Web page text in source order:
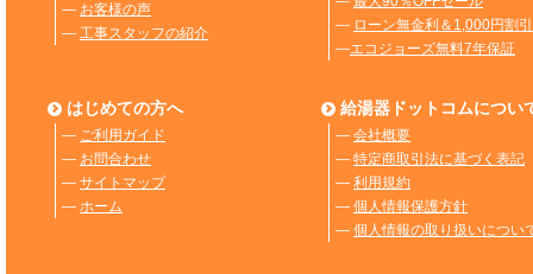
― お客様の声
― 工事スタッフの紹介
― ローン無金利＆1,000円割引
―エコジョーズ無料7年保証
はじめての方へ
― ご利用ガイド
― お問合わせ
― サイトマップ
― ホーム
給湯器ドットコムについ
― 会社概要
― 特定商取引法に基づく表記
― 利用規約
― 個人情報保護方針
― 個人情報の取り扱いについ